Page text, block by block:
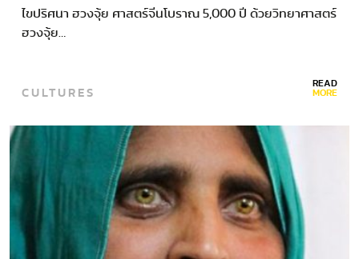
ไขปริศนา ฮวงจุ้ย ศาสตร์จีนโบราณ 5,000 ปี ด้วยวิทยาศาสตร์
ฮวงจุ้ย…
CULTURES READ
MORE